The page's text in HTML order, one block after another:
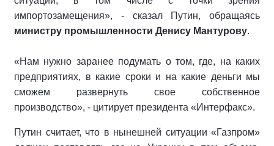
импортозамещения», - сказал Путин, обращаясь
министру промышленности Денису Мантурову.
«Нам нужно заранее подумать о том, где, на каких
предприятиях, в какие сроки и на какие деньги мы
сможем развернуть свое собственное
производство», - цитирует президента «Интерфакс».
Путин считает, что в нынешней ситуации «Газпром»